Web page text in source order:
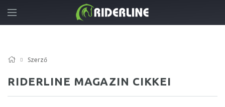
Szerző
RIDERLINE MAGAZIN CIKKEI